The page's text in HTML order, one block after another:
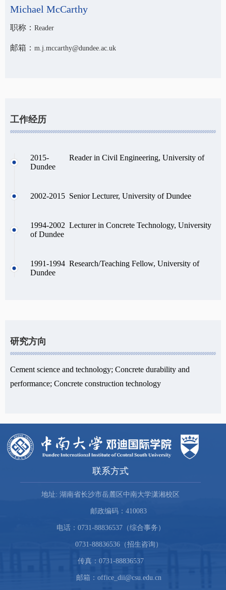
Michael McCarthy
职称： Reader
邮箱： m.j.mccarthy@dundee.ac.uk
工作经历
2015- Reader in Civil Engineering, University of
Dundee
2002-2015 Senior Lecturer, University of Dundee
1994-2002 Lecturer in Concrete Technology, University
of Dundee
1991-1994 Research/Teaching Fellow, University of
Dundee
研究方向
Cement science and technology; Concrete durability and
performance; Concrete construction technology
联系方式
地址: 湖南省长沙市岳麓区中南大学潇湘校区
邮政编码：410083
电话：0731-88836537（综合事务）
0731-88836536（招生咨询）
传真：0731-88836537
邮箱：office_dii@csu.edu.cn